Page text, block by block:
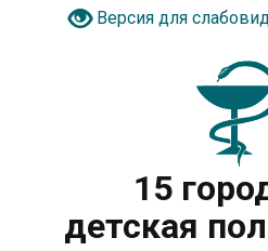
Версия для
15
детская